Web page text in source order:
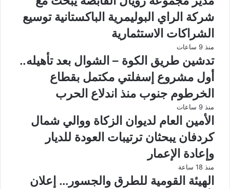
شركة الراي البوليمرية الباكستانية توسيع
الشراكات الاستثمارية
منذ 9 ساعات
تدشين طريق الكوة – الشوال بعد تأهيله..
أول مشروع إسفلتي مكتمل بقطاع
الخرطوم جنوب منذ اندلاع الحرب
منذ 9 ساعات
الأمين العام لديوان الزكاة ووالي شمال
كردفان يبحثان ترتيبات العودة للديار
وإعادة الإعمار
منذ 18 ساعة
الهيئة القومية للطرق والجسور… إعلان